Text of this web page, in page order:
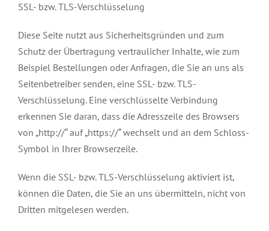
SSL- bzw. TLS-Verschlüsselung
Diese Seite nutzt aus Sicherheitsgründen und zum
Schutz der Übertragung vertraulicher Inhalte, wie zum
Beispiel Bestellungen oder Anfragen, die Sie an uns als
Seitenbetreiber senden, eine SSL- bzw. TLS-
Verschlüsselung. Eine verschlüsselte Verbindung
erkennen Sie daran, dass die Adresszeile des Browsers
von „http://“ auf „https://“ wechselt und an dem Schloss-
Symbol in Ihrer Browserzeile.
Wenn die SSL- bzw. TLS-Verschlüsselung aktiviert ist,
können die Daten, die Sie an uns übermitteln, nicht von
Dritten mitgelesen werden.